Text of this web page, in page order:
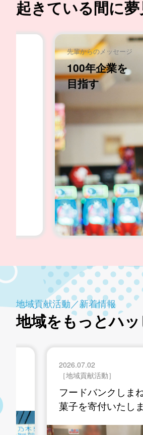
起きている間に
先輩からのメッセー
信頼される
地域貢献活動／新着情報
地域をもっとハッ
2026.07.02
［地域貢献活動］
7月 米子地区挨